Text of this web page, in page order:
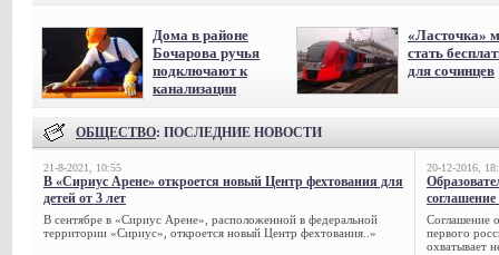
Дома в районе
Бочарова ручья
подключают к
канализации
«Ласточка»
стать
для сочинцев
ОБЩЕСТВО: ПОСЛЕДНИЕ НОВОСТИ
21-8-2021, 10:55
В «Сириус Арене» откроется новый Центр фехтования для
детей от 3 лет
В сентябре в «Сириус Арене», расположенной в федеральной
территории «Сириус», откроется новый Центр фехтования..»
20-12-2016,
соглашение
Соглашение
первого
охватывает